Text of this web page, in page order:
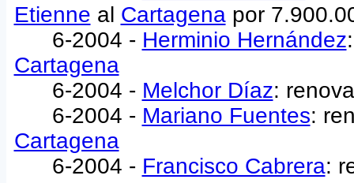
Etienne al Cartagenapor
6-2004 - Herminio Hernández
Cartagena
6-2004 - Melchor Díaz:
6-2004 - Mariano Fuentes:
Cartagena
6-2004 - Francisco Cabrera: